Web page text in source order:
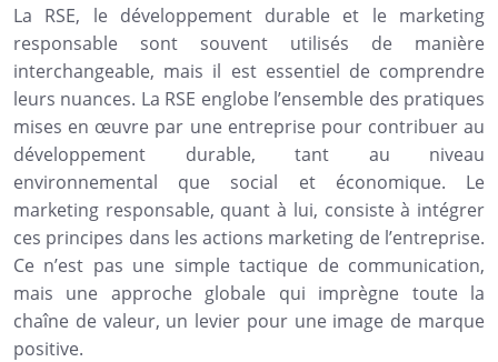
La RSE, le développement durable et le marketing
responsable sont souvent utilisés de manière
interchangeable, mais il est essentiel de comprendre
leurs nuances. La RSE englobe l’ensemble des pratiques
mises en œuvre par une entreprise pour contribuer au
développement durable, tant au niveau
environnemental que social et économique. Le
marketing responsable, quant à lui, consiste à intégrer
ces principes dans les actions marketing de l’entreprise.
Ce n’est pas une simple tactique de communication,
mais une approche globale qui imprègne toute la
chaîne de valeur, un levier pour une image de marque
positive.